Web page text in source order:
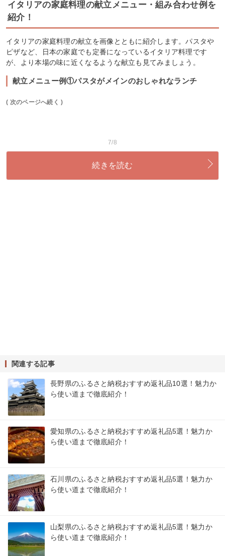
イタリアの家庭料理の献立メニュー・組み合わせ例を
紹介！
イタリアの家庭料理の献立を画像とともに紹介します。パスタや
ピザなど、日本の家庭でも定番になっているイタリア料理です
が、より本場の味に近くなるような献立も見てみましょう。
献立メニュー例①パスタがメインのおしゃれなランチ
( 次のページへ続く )
7/8
続きを読む
関連する記事
長野県のふるさと納税おすすめ返礼品10選！魅力か
ら使い道まで徹底紹介！
愛知県のふるさと納税おすすめ返礼品5選！魅力か
ら使い道まで徹底紹介！
石川県のふるさと納税おすすめ返礼品5選！魅力か
ら使い道まで徹底紹介！
山梨県のふるさと納税おすすめ返礼品5選！魅力か
ら使い道まで徹底紹介！